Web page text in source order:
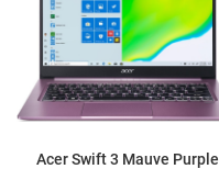
Acer Swift 3 Mauve Purple